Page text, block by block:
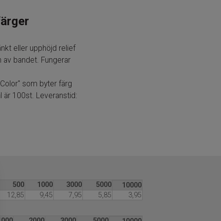
eller upphöjd relief
bandet. Fungerar
som byter färg
är 100st. Leveranstid:
500 1000 3000 5000
10000
12,85 9,45 7,95 5,85 3,95